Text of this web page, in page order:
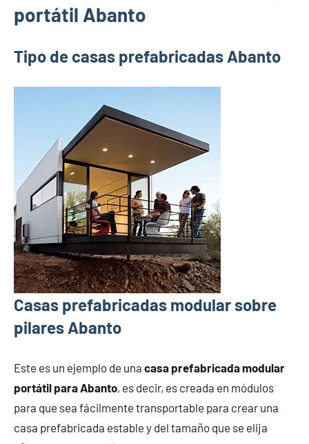
portátil Abanto
Tipo de casas prefabricadas Abanto
Casas prefabricadas modular sobre
pilares Abanto
Este es un ejemplo de una casa prefabricada modular
portátil para Abanto, es decir, es creada en módulos
para que sea fácilmente transportable para crear una
casa prefabricada estable y del tamaño que se elija